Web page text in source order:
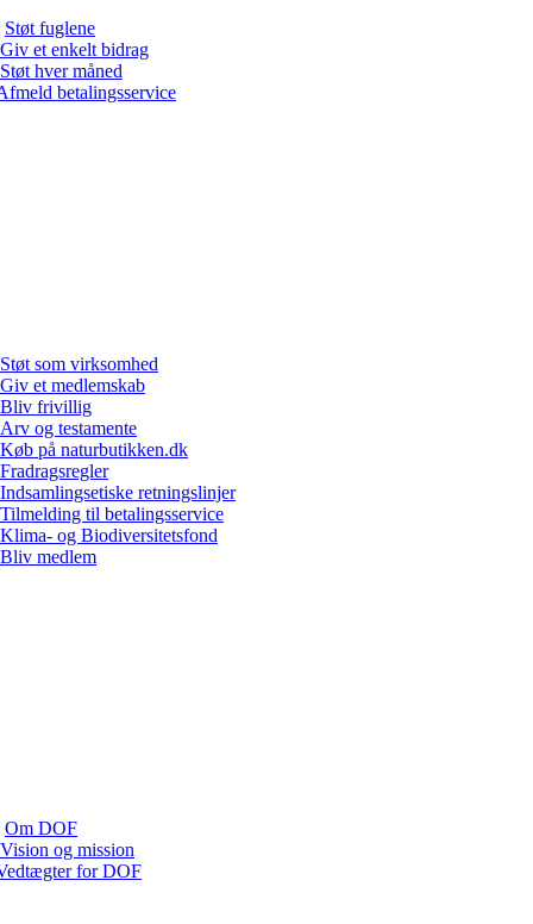
Støt fuglene
Giv et enkelt bidrag
Støt hver måned
betalingsservice
Støt som virksomhed
Giv et medlemskab
Bliv frivillig
Arv og testamente
Køb på naturbutikken.dk
Fradragsregler
Indsamlingsetiske retningslinjer
Tilmelding til betalingsservice
Klima- og Biodiversitetsfond
Bliv medlem
Om DOF
Vision og mission
for DOF